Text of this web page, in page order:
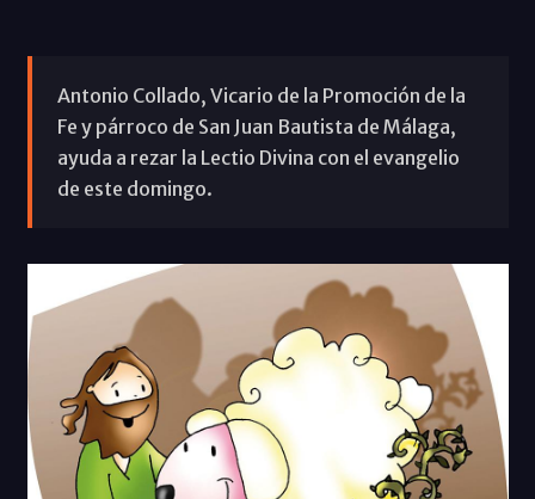
Antonio Collado, Vicario de la Promoción de la
Fe y párroco de San Juan Bautista de Málaga,
ayuda a rezar la Lectio Divina con el evangelio
de este domingo.